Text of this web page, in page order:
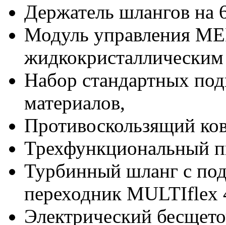
Держатель шлангов на
Модуль управления
Набор стандартных
материалов,
Противоскользящий
Трехфункциональный
Турбинный шланг с
переходник MULTIflex
Электрический